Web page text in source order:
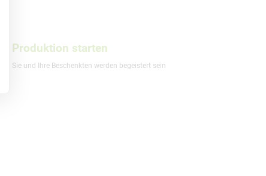
Produktion starten
Sie und Ihre Beschenkten werden begeistert sein